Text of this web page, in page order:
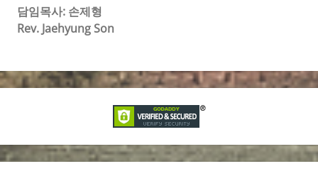
담임목사: 손제형
Rev. Jaehyung Son